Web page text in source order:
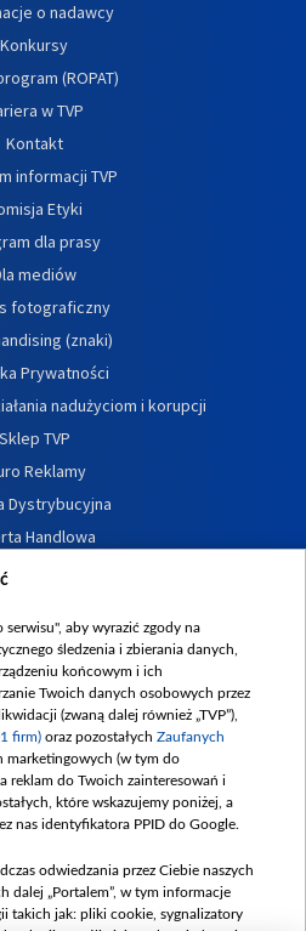
o nadawcy
Konkursy
(ROPAT)
w TVP
Kontakt
informacji TVP
Etyki
dla prasy
mediów
fotograficzny
(znaki)
Prywatności
nadużyciom i korupcji
Sklep TVP
Reklamy
Dystrybucyjna
Handlowa
wewnętrznych
aby wyrazić zgody na
śledzenia i zbierania danych,
końcowym i ich
Twoich danych osobowych przez
(zwaną dalej również „TVP”),
firm) oraz pozostałych Zaufanych
marketingowych (w tym do
reklam do Twoich zainteresowań i
które wskazujemy poniżej, a
nas identyfikatora PPID do Google.
odwiedzania przez Ciebie naszych
dalej „Portalem”, w tym informacje
takich jak: pliki cookie, sygnalizatory